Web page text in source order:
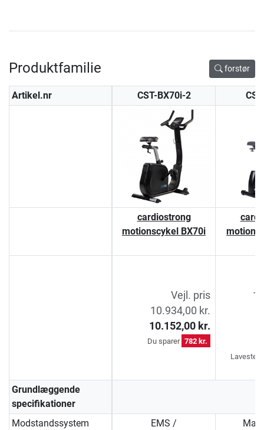
Produktfamilie forstør
Artikel.nr CST-BX70i-2
cardiostrong
motionscykel BX70i
Vejl. pris
10.934,00 kr.
10.152,00 kr.
Du sparer 782 kr.
Laveste
Grundlæggende
specifikationer
Modstandssystem
EMS /